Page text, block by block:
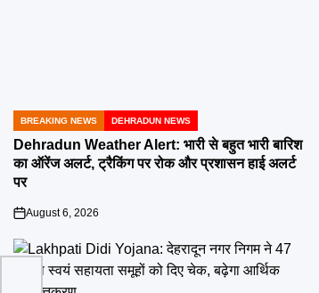
POSTED
IN
BREAKING NEWS DEHRADUN NEWS
Dehradun Weather Alert: भारी से बहुत भारी बारिश
का ऑरेंज अलर्ट, ट्रैकिंग पर रोक और प्रशासन हाई अलर्ट
पर
on
August 6, 2026